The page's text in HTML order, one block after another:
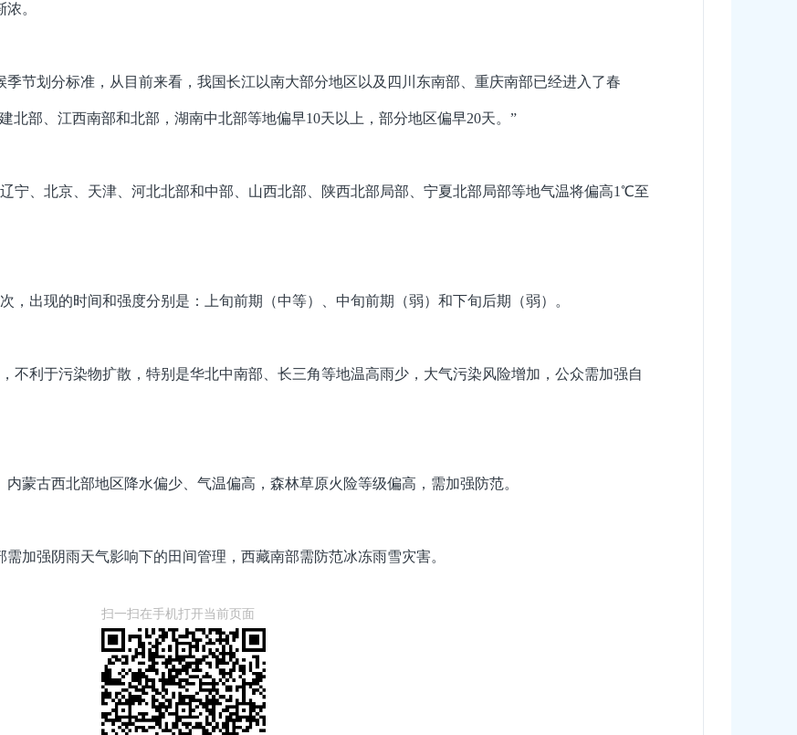
。
节划分标准，从目前来看，我国长江以南大部分地区以及四川东南部、重庆南部已经进入了春
北部、江西南部和北部，湖南中北部等地偏早10天以上，部分地区偏早20天。”
宁、北京、天津、河北北部和中部、山西北部、陕西北部局部、宁夏北部局部等地气温将偏高1℃至
，出现的时间和强度分别是：上旬前期（中等）、中旬前期（弱）和下旬后期（弱）。
不利于污染物扩散，特别是华北中南部、长三角等地温高雨少，大气污染风险增加，公众需加强自
蒙古西北部地区降水偏少、气温偏高，森林草原火险等级偏高，需加强防范。
加强阴雨天气影响下的田间管理，西藏南部需防范冰冻雨雪灾害。
扫一扫在手机打开当前页面